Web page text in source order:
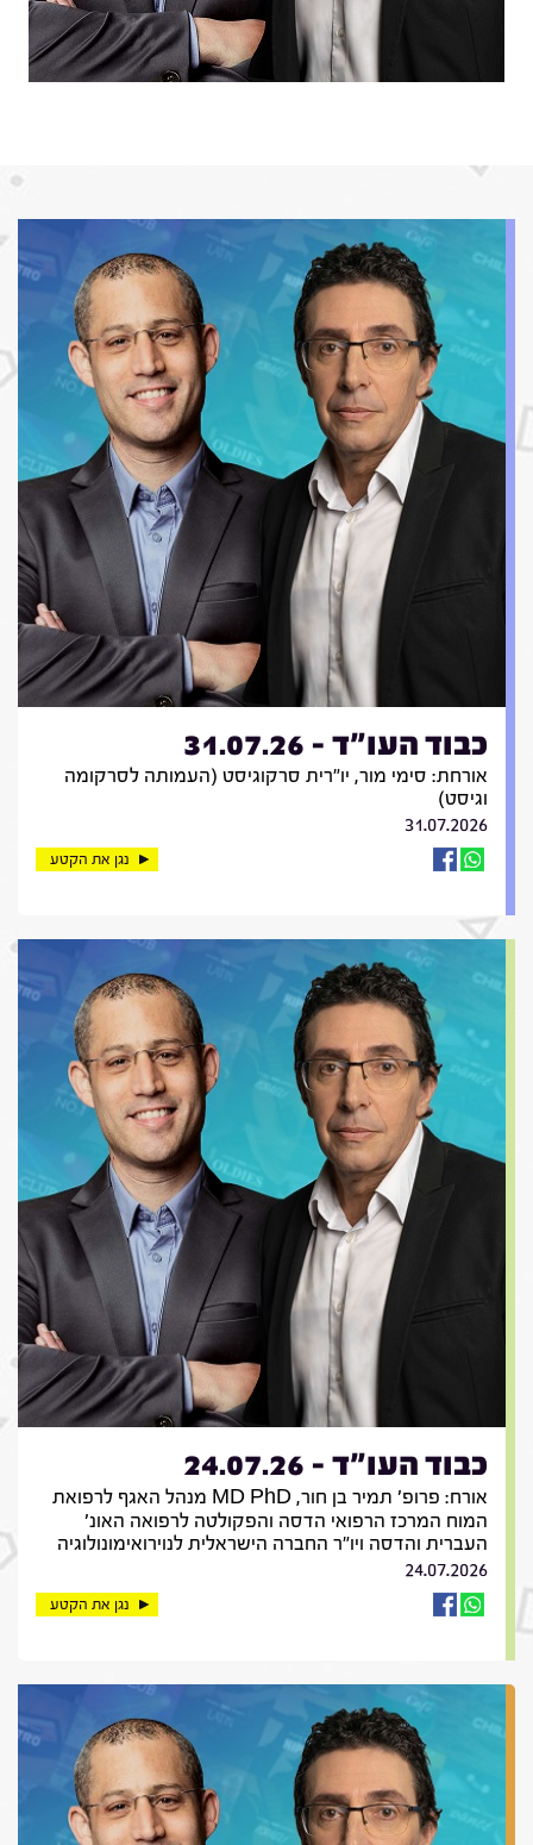
כבוד העו"ד - 31.07.26
אורחת: סימי מור, יו"רית סרקוגיסט (העמותה לסרקומה
וגיסט)
31.07.2026
נגן את הקטע
כבוד העו"ד - 24.07.26
אורח: פרופ' תמיר בן חור, MD PhD מנהל האגף לרפואת
המוח המרכז הרפואי הדסה והפקולטה לרפואה האונ'
העברית והדסה ויו"ר החברה הישראלית לנוירואימונולוגיה
24.07.2026
נגן את הקטע